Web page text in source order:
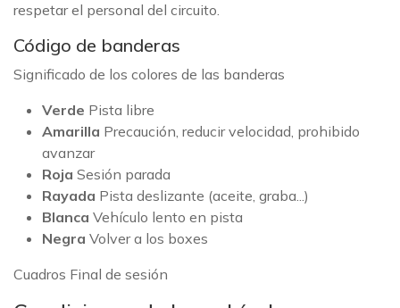
respetar el personal del circuito.
Código de banderas
Significado de los colores de las banderas
Verde Pista libre
Amarilla Precaución, reducir velocidad, prohibido
avanzar
Roja Sesión parada
Rayada Pista deslizante (aceite, graba...)
Blanca Vehículo lento en pista
Negra Volver a los boxes
Cuadros Final de sesión